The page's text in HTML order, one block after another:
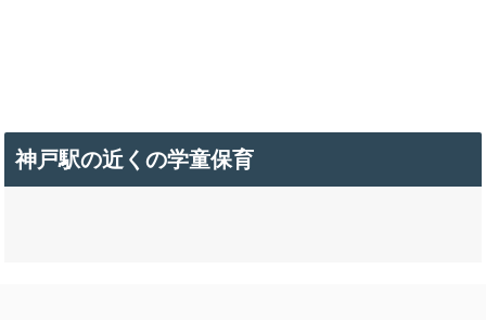
神戸駅の近くの学童保育